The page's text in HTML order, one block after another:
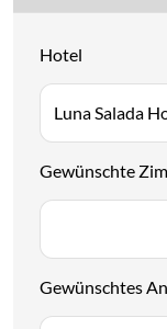
Hotel
Gewünschte
Gewünschtes